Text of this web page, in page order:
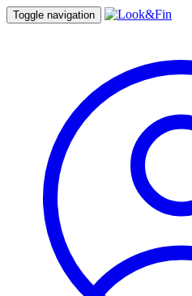
Toggle navigation